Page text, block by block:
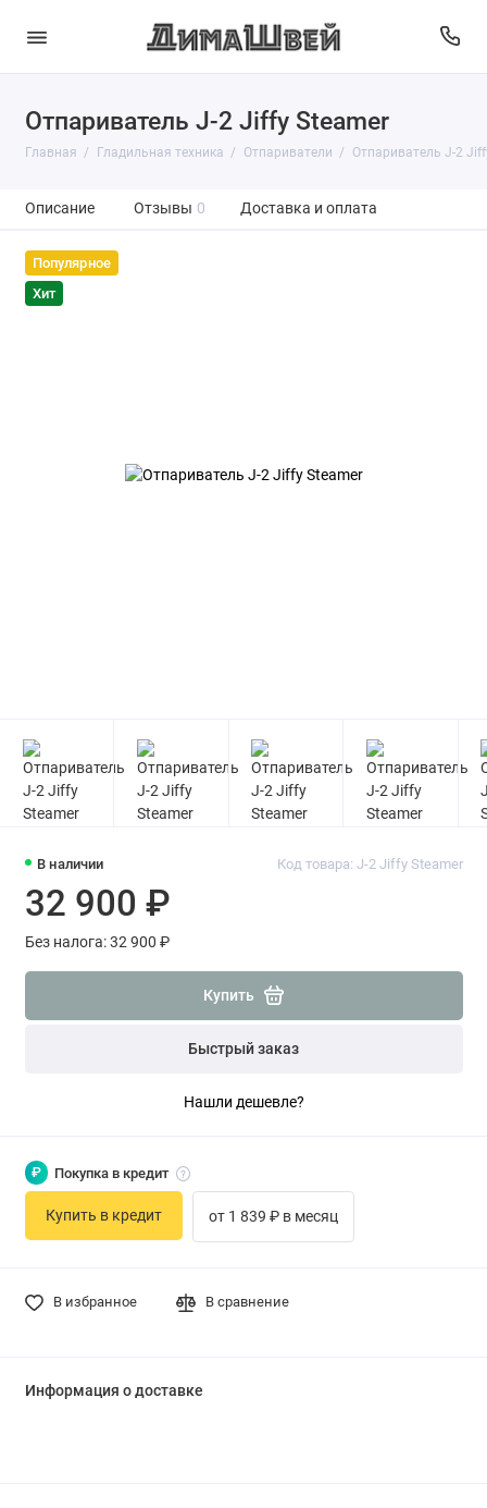
Отпариватель J-2 Jiffy Steamer
Главная Гладильная техника Отпариватели Отпариватель J-2
Описание Отзывы 0 Доставка и оплата
Популярное
Хит
В наличии Код товара: J-2 Jiffy Steamer
32 900 ₽
Без налога: 32 900 ₽
Купить
Быстрый заказ
Нашли дешевле?
В избранное В сравнение
₽ Покупка в кредит
Купить в кредит от 1 839 ₽ в месяц
Информация о доставке